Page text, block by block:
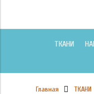
ТКАНИ
Главная ТКАНИ